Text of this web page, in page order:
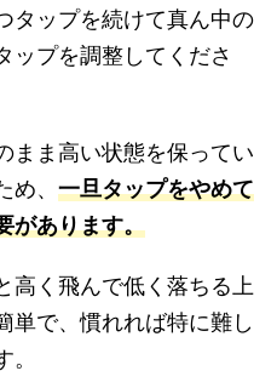
タップを続けて真ん中の
ップを調整してくださ
まま高い状態を保ってい
、 一旦タップをやめて
があります。
高く飛んで低く落ちる上
単で、慣れれば特に難し